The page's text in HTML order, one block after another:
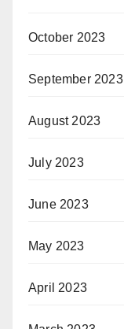
October 2023
September 2023
August 2023
July 2023
June 2023
May 2023
April 2023